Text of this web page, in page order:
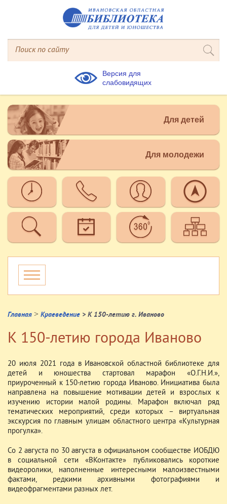
Версия для
слабовидящих
Для детей
Для молодежи
Главная > Краеведение > К 150-летию г. Иваново
К 150-летию города Иваново
20 июля 2021 года в Ивановской областной библиотеке для
детей и юношества стартовал марафон «О.Г.Н.И.»,
приуроченный к 150-летию города Иваново. Инициатива была
направлена на повышение мотивации детей и взрослых к
изучению истории малой родины. Марафон включал ряд
тематических мероприятий, среди которых – виртуальная
экскурсия по главным улицам областного центра «Культурная
прогулка».
Со 2 августа по 30 августа в официальном сообществе ИОБДЮ
в социальной сети «ВКонтакте» публиковались короткие
видеоролики, наполненные интересными малоизвестными
фактами, редкими архивными фотографиями и
видеофрагментами разных лет.